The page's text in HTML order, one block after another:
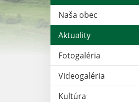
Naša obec
Aktuality
Fotogaléria
Videogaléria
Kultúra